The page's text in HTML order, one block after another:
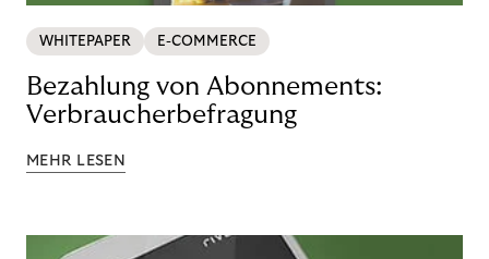
WHITEPAPER E-COMMERCE
Bezahlung von Abonnements:
Verbraucherbefragung
MEHR LESEN